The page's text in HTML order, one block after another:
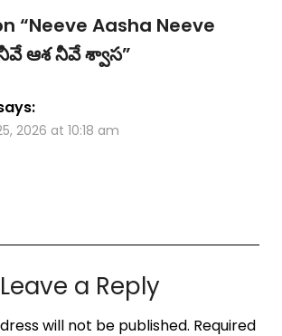
“Neeve Aasha Neeve
ఆశ నీవే శ్వాస”
2026 at 10:18 am
Leave a Reply
will not be published. Required